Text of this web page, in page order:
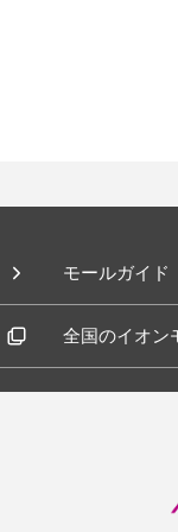
モールガイド
全国のイオン